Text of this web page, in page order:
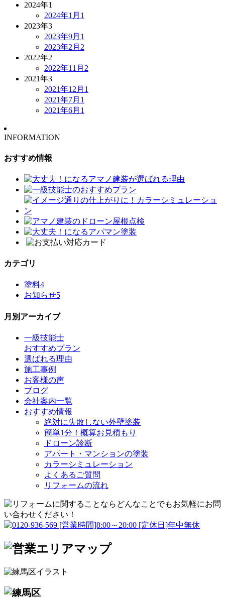
2024年1
2024年1月 1
2023年3
2023年9月 1
2023年2月 2
2022年2
2022年11月 2
2021年3
2021年12月 1
2021年7月 1
2021年6月 1
INFORMATION
おすすめ情報
カテゴリ
塗料4
お知らせ5
月別アーカイブ
一級技能士
おすすめプラン
選ばれる理由
施工事例
お客様の声
ブログ
会社案内一覧
おすすめ情報
絶対に失敗しない外壁塗装
簡単1分！概算お見積もり
ドローン診断
アパート・マンションの塗装
カラーシミュレーション
よくあるご質問
リフォームの流れ